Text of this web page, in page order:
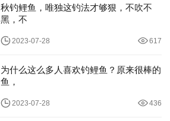
秋钓鲤鱼，唯独这钓法才够狠，不吹不
黑，不
2023-07-28 617
为什么这么多人喜欢钓鲤鱼？原来很棒的
鱼，
2023-07-28 436